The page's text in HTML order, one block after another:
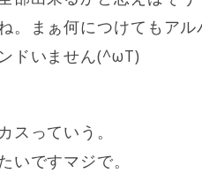
。まぁ何につけてもアル
ドいません(^ωT)
スっていう。
いですマジで。